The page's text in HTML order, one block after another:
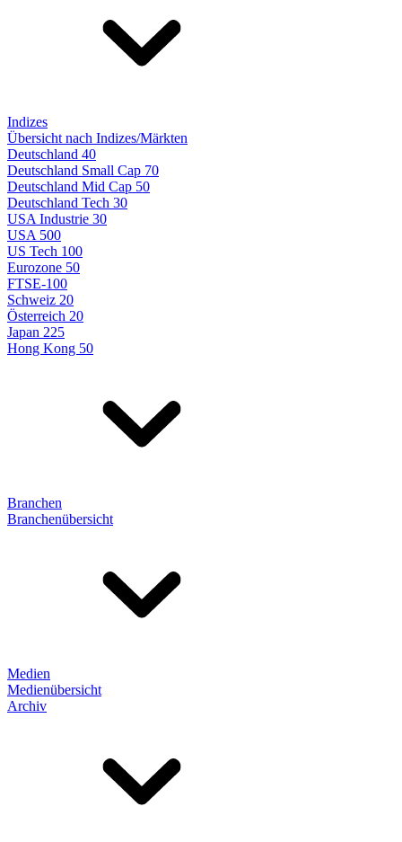
Indizes
Übersicht nach Indizes/Märkten
Deutschland 40
Deutschland Small Cap 70
Deutschland Mid Cap 50
Deutschland Tech 30
USA Industrie 30
USA 500
US Tech 100
Eurozone 50
FTSE-100
Schweiz 20
Österreich 20
Japan 225
Hong Kong 50
Branchen
Branchenübersicht
Medien
Medienübersicht
Archiv